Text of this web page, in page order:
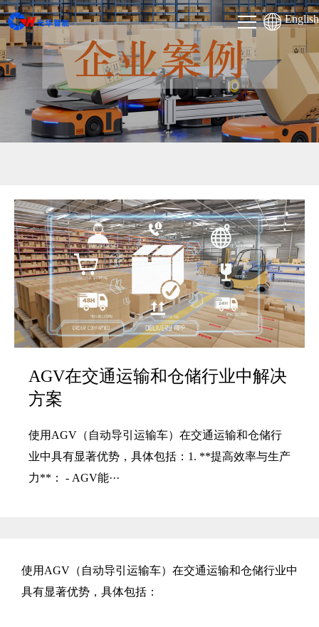
English
AGV在交通运输和仓储行业中解决
方案
使用AGV（自动导引运输车）在交通运输和仓储行
业中具有显著优势，具体包括：1. **提高效率与生产
力**： - AGV能···
使用AGV（自动导引运输车）在交通运输和仓储行业中
具有显著优势，具体包括：